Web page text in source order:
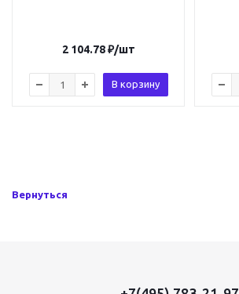
2 104.78₽/шт
В корзину
Вернуться